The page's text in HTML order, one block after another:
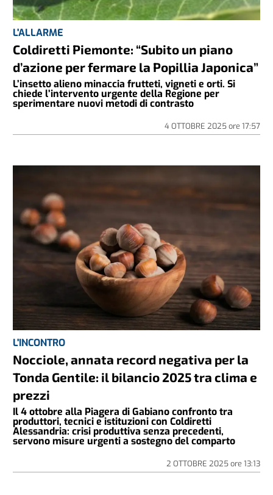
L'ALLARME
Coldiretti Piemonte: “Subito un piano
d’azione per fermare la Popillia Japonica”
L’insetto alieno minaccia frutteti, vigneti e orti. Si
chiede l’intervento urgente della Regione per
sperimentare nuovi metodi di contrasto
4 OTTOBRE 2025ore 17:57
L'INCONTRO
Nocciole, annata record negativa per la
Tonda Gentile: il bilancio 2025 tra clima e
prezzi
Il 4 ottobre alla Piagera di Gabiano confronto tra
produttori, tecnici e istituzioni con Coldiretti
Alessandria: crisi produttiva senza precedenti,
servono misure urgenti a sostegno del comparto
2 OTTOBRE 2025ore 13:13